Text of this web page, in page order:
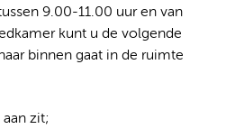
9.00-11.00 uur en van
kunt u de volgende
binnen gaat in de ruimte
zit;